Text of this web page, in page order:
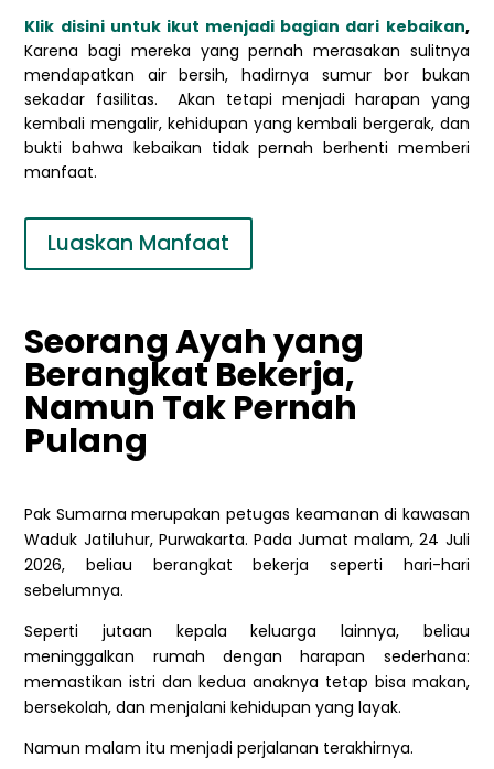
Klik disini untuk ikut menjadi bagian dari kebaikan,
Karena bagi mereka yang pernah merasakan sulitnya
mendapatkan air bersih, hadirnya sumur bor bukan
sekadar fasilitas. Akan tetapi menjadi harapan yang
kembali mengalir, kehidupan yang kembali bergerak, dan
bukti bahwa kebaikan tidak pernah berhenti memberi
manfaat.
Luaskan Manfaat
Seorang Ayah yang
Berangkat Bekerja,
Namun Tak Pernah
Pulang
Pak Sumarna merupakan petugas keamanan di kawasan
Waduk Jatiluhur, Purwakarta. Pada Jumat malam, 24 Juli
2026, beliau berangkat bekerja seperti hari-hari
sebelumnya.
Seperti jutaan kepala keluarga lainnya, beliau
meninggalkan rumah dengan harapan sederhana:
memastikan istri dan kedua anaknya tetap bisa makan,
bersekolah, dan menjalani kehidupan yang layak.
Namun malam itu menjadi perjalanan terakhirnya.